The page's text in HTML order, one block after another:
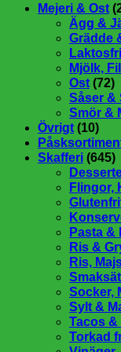
Mejeri & Ost
Ägg &
Grädde
Mjölk,
Ost (72)
Såser &
Smör &
Övrigt (10)
Skafferi (645)
Flingor,
Pasta &
Ris &
Ris,
Socker,
Sylt &
Tacos
Torkad